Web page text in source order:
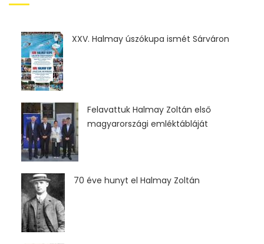
XXV. Halmay úszókupa ismét Sárváron
Felavattuk Halmay Zoltán első
magyarországi emléktábláját
70 éve hunyt el Halmay Zoltán